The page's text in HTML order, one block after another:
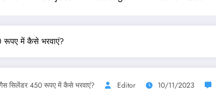
रूपए में कैसे भरवाएं?
सिलेंडर 450 रूपए में कैसे भरवाएं? Editor 10/11/2023